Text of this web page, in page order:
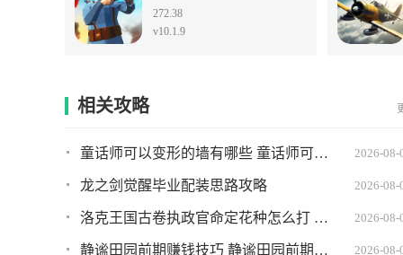
272.38
v10.1.9
相关攻略
童话师可以变形的墙有哪些 童话师可以变形的墙推荐 2026-08-
龙之剑觉醒毕业配装思路攻略 2026-08-
洛克王国古卷执政官命定花种怎么打 古卷执政官命定花种打法攻略 2026-08-
静谧田园前期赚钱技巧 静谧田园前期如何快速赚到钱 2026-08-